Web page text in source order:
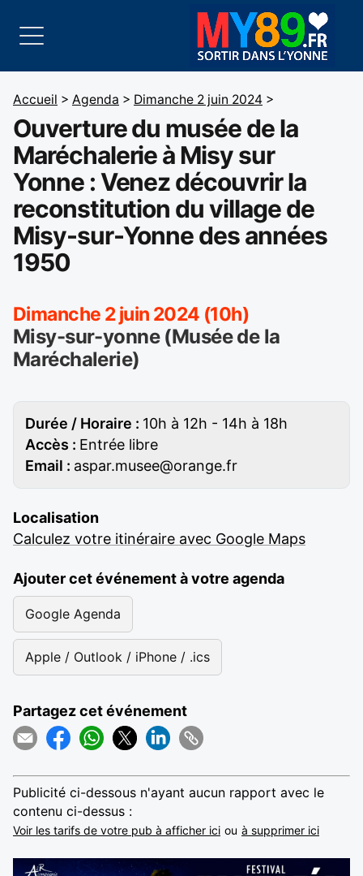
Accueil > Agenda > Dimanche 2 juin 2024 >
Ouverture du musée de la
Maréchalerie à Misy sur
Yonne : Venez découvrir la
reconstitution du village de
Misy-sur-Yonne des années
1950
Dimanche 2 juin 2024 (10h)
Misy-sur-yonne (Musée de la
Maréchalerie)
Durée / Horaire : 10h à 12h - 14h à 18h
Accès : Entrée libre
Email : aspar.musee@orange.fr
Localisation
Calculez votre itinéraire avec Google Maps
Ajouter cet événement à votre agenda
Google Agenda
Apple / Outlook / iPhone / .ics
Partagez cet événement
Publicité ci-dessous n'ayant aucun rapport avec le
contenu ci-dessus :
Voir les tarifs de votre pub à afficher ici ou à supprimer ici